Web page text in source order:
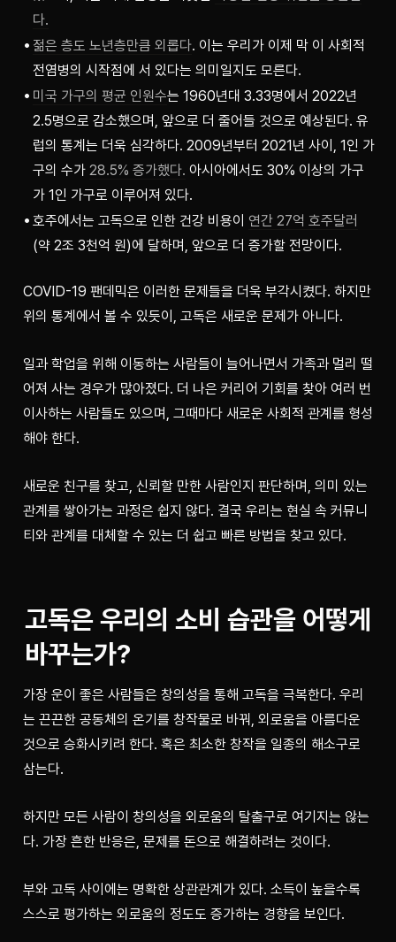
다.
젊은 층도 노년층만큼 외롭다. 이는 우리가 이제 막 이 사회적
전염병의 시작점에 서 있다는 의미일지도 모른다.
미국 가구의 평균 인원수는 1960년대 3.33명에서 2022년
2.5명으로 감소했으며, 앞으로 더 줄어들 것으로 예상된다. 유
럽의 통계는 더욱 심각하다. 2009년부터 2021년 사이, 1인 가
구의 수가 28.5% 증가했다. 아시아에서도 30% 이상의 가구
가 1인 가구로 이루어져 있다.
호주에서는 고독으로 인한 건강 비용이 연간 27억 호주달러
(약 2조 3천억 원)에 달하며, 앞으로 더 증가할 전망이다.
COVID-19 팬데믹은 이러한 문제들을 더욱 부각시켰다. 하지만
위의 통계에서 볼 수 있듯이, 고독은 새로운 문제가 아니다.
일과 학업을 위해 이동하는 사람들이 늘어나면서 가족과 멀리 떨
어져 사는 경우가 많아졌다. 더 나은 커리어 기회를 찾아 여러 번
이사하는 사람들도 있으며, 그때마다 새로운 사회적 관계를 형성
해야 한다.
새로운 친구를 찾고, 신뢰할 만한 사람인지 판단하며, 의미 있는
관계를 쌓아가는 과정은 쉽지 않다. 결국 우리는 현실 속 커뮤니
티와 관계를 대체할 수 있는 더 쉽고 빠른 방법을 찾고 있다.
고독은 우리의 소비 습관을 어떻게
바꾸는가?
가장 운이 좋은 사람들은 창의성을 통해 고독을 극복한다. 우리
는 끈끈한 공동체의 온기를 창작물로 바꿔, 외로움을 아름다운
것으로 승화시키려 한다. 혹은 최소한 창작을 일종의 해소구로
삼는다.
하지만 모든 사람이 창의성을 외로움의 탈출구로 여기지는 않는
다. 가장 흔한 반응은, 문제를 돈으로 해결하려는 것이다.
부와 고독 사이에는 명확한 상관관계가 있다. 소득이 높을수록
스스로 평가하는 외로움의 정도도 증가하는 경향을 보인다.